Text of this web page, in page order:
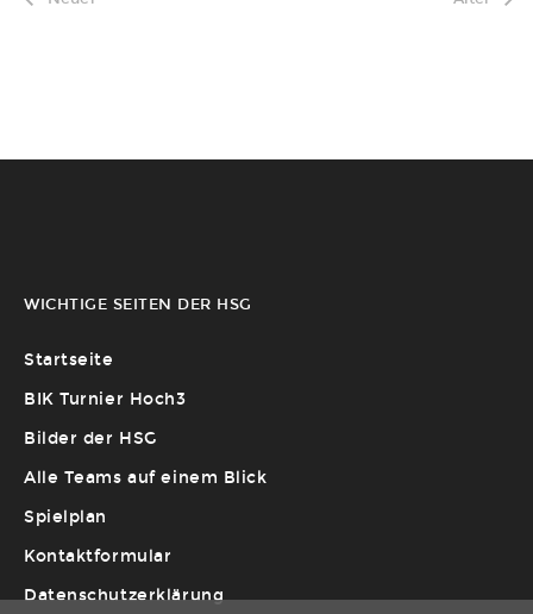
WICHTIGE SEITEN DER HSG
Startseite
BIK Turnier Hoch3
Bilder der HSG
Alle Teams auf einem Blick
Spielplan
Kontaktformular
Datenschutzerklärung